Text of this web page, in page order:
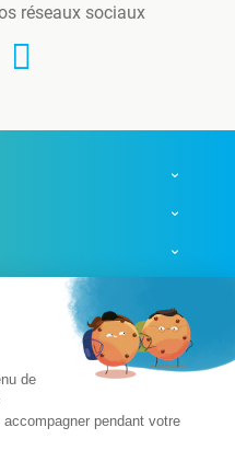
réseaux sociaux